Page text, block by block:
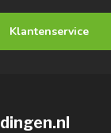
Klantenservice